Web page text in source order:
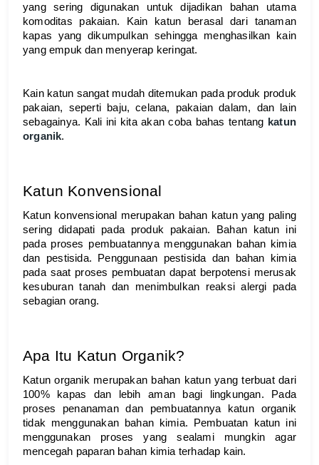
yang sering digunakan untuk dijadikan bahan utama
komoditas pakaian. Kain katun berasal dari tanaman
kapas yang dikumpulkan sehingga menghasilkan kain
yang empuk dan menyerap keringat.
Kain katun sangat mudah ditemukan pada produk produk
pakaian, seperti baju, celana, pakaian dalam, dan lain
sebagainya. Kali ini kita akan coba bahas tentang katun
organik.
Katun Konvensional
Katun konvensional merupakan bahan katun yang paling
sering didapati pada produk pakaian. Bahan katun ini
pada proses pembuatannya menggunakan bahan kimia
dan pestisida. Penggunaan pestisida dan bahan kimia
pada saat proses pembuatan dapat berpotensi merusak
kesuburan tanah dan menimbulkan reaksi alergi pada
sebagian orang.
Apa Itu Katun Organik?
Katun organik merupakan bahan katun yang terbuat dari
100% kapas dan lebih aman bagi lingkungan. Pada
proses penanaman dan pembuatannya katun organik
tidak menggunakan bahan kimia. Pembuatan katun ini
menggunakan proses yang sealami mungkin agar
mencegah paparan bahan kimia terhadap kain.